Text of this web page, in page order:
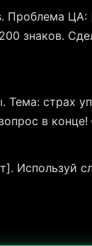
Проблема
знаков.
страх
в конце!
Используй